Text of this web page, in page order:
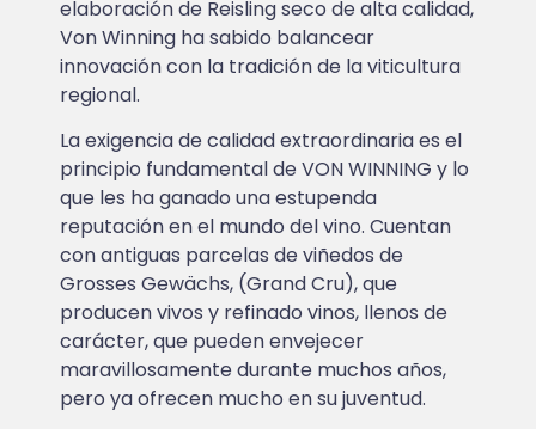
elaboración de Reisling seco de alta calidad,
Von Winning ha sabido balancear
innovación con la tradición de la viticultura
regional.
La exigencia de calidad extraordinaria es el
principio fundamental de VON WINNING y lo
que les ha ganado una estupenda
reputación en el mundo del vino. Cuentan
con antiguas parcelas de viñedos de
Grosses Gewächs, (Grand Cru), que
producen vivos y refinado vinos, llenos de
carácter, que pueden envejecer
maravillosamente durante muchos años,
pero ya ofrecen mucho en su juventud.